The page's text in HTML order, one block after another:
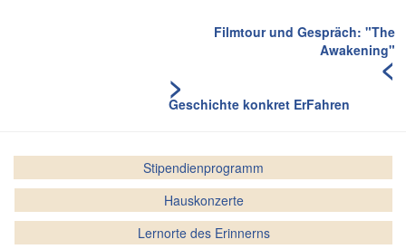
Filmtour und Gespräch: "The
Awakening"
<
>
Geschichte konkret ErFahren
Stipendienprogramm
Hauskonzerte
Lernorte des Erinnerns